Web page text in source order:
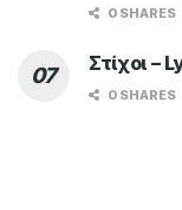
0 SHARES
Στίχοι –
0 SHARES